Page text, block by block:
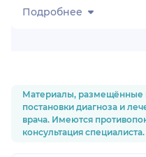
Подробнее
Материалы, размещённые
постановки диагноза и
врача. Имеются
консультация специалиста.